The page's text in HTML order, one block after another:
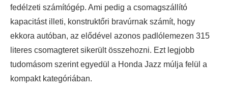
fedélzeti számítógép. Ami pedig a csomagszállító
kapacitást illeti, konstruktőri bravúrnak számít, hogy
ekkora autóban, az elődével azonos padlólemezen 315
literes csomagteret sikerült összehozni. Ezt legjobb
tudomásom szerint egyedül a Honda Jazz múlja felül a
kompakt kategóriában.